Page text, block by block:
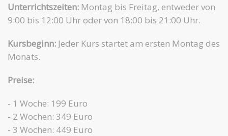
Unterrichtszeiten: Montag bis Freitag, entweder von
9:00 bis 12:00 Uhr oder von 18:00 bis 21:00 Uhr.
Kursbeginn: Jeder Kurs startet am ersten Montag des
Monats.
Preise:
- 1 Woche: 199 Euro
- 2 Wochen: 349 Euro
- 3 Wochen: 449 Euro